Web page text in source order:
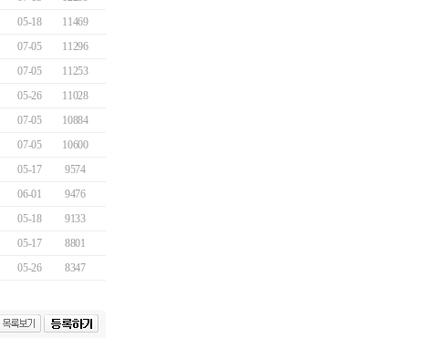
05-18
11469
07-05
11296
07-05
11253
05-26
11028
07-05
10884
07-05
10600
05-17
9574
06-01
9476
05-18
9133
05-17 8801
05-26 8347